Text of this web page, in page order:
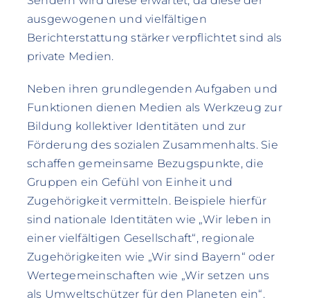
ausgewogenen und vielfältigen
Berichterstattung stärker verpflichtet sind als
private Medien.
Neben ihren grundlegenden Aufgaben und
Funktionen dienen Medien als Werkzeug zur
Bildung kollektiver Identitäten und zur
Förderung des sozialen Zusammenhalts. Sie
schaffen gemeinsame Bezugspunkte, die
Gruppen ein Gefühl von Einheit und
Zugehörigkeit vermitteln. Beispiele hierfür
sind nationale Identitäten wie „Wir leben in
einer vielfältigen Gesellschaft“, regionale
Zugehörigkeiten wie „Wir sind Bayern“ oder
Wertegemeinschaften wie „Wir setzen uns
als Umweltschützer für den Planeten ein“.